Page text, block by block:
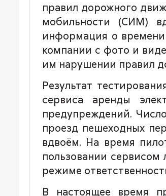
правил дорожного
мобильности (СИМ)
информация о
компании с фото и
им нарушении правил
Результат
сервиса аренды
предупреждений.
проезд пешеходных
вдвоём. На время
пользовании
режиме
В настоящее время